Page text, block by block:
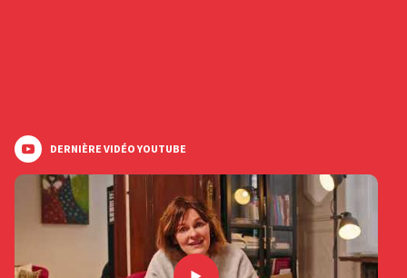
DERNIÈRE VIDÉO YOUTUBE